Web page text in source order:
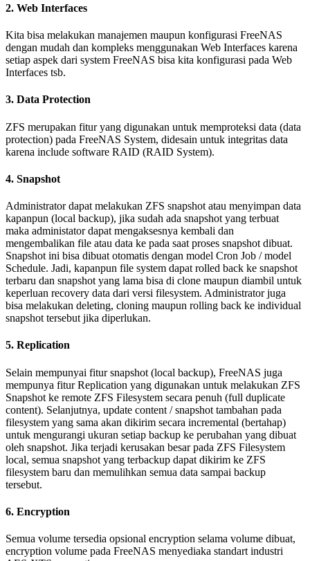
2. Web Interfaces
Kita bisa melakukan manajemen maupun konfigurasi FreeNAS
dengan mudah dan kompleks menggunakan Web Interfaces karena
setiap aspek dari system FreeNAS bisa kita konfigurasi pada Web
Interfaces tsb.
3. Data Protection
ZFS merupakan fitur yang digunakan untuk memproteksi data (data
protection) pada FreeNAS System, didesain untuk integritas data
karena include software RAID (RAID System).
4. Snapshot
Administrator dapat melakukan ZFS snapshot atau menyimpan data
kapanpun (local backup), jika sudah ada snapshot yang terbuat
maka administator dapat mengaksesnya kembali dan
mengembalikan file atau data ke pada saat proses snapshot dibuat.
Snapshot ini bisa dibuat otomatis dengan model Cron Job / model
Schedule. Jadi, kapanpun file system dapat rolled back ke snapshot
terbaru dan snapshot yang lama bisa di clone maupun diambil untuk
keperluan recovery data dari versi filesystem. Administrator juga
bisa melakukan deleting, cloning maupun rolling back ke individual
snapshot tersebut jika diperlukan.
5. Replication
Selain mempunyai fitur snapshot (local backup), FreeNAS juga
mempunya fitur Replication yang digunakan untuk melakukan ZFS
Snapshot ke remote ZFS Filesystem secara penuh (full duplicate
content). Selanjutnya, update content / snapshot tambahan pada
filesystem yang sama akan dikirim secara incremental (bertahap)
untuk mengurangi ukuran setiap backup ke perubahan yang dibuat
oleh snapshot. Jika terjadi kerusakan besar pada ZFS Filesystem
local, semua snapshot yang terbackup dapat dikirim ke ZFS
filesystem baru dan memulihkan semua data sampai backup
tersebut.
6. Encryption
Semua volume tersedia opsional encryption selama volume dibuat,
encryption volume pada FreeNAS menyediaka standart industri